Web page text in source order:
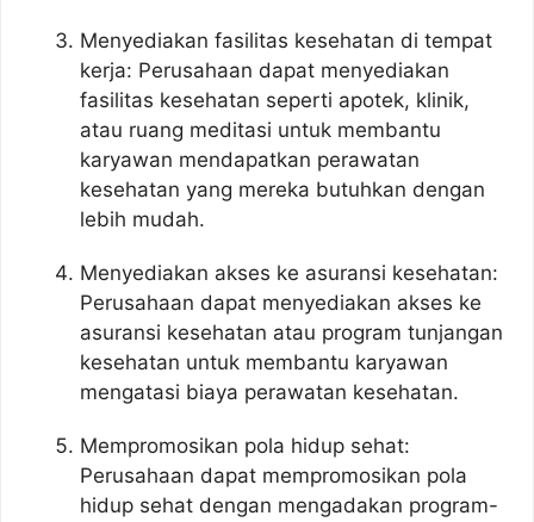
Menyediakan fasilitas kesehatan di tempat
kerja: Perusahaan dapat menyediakan
fasilitas kesehatan seperti apotek, klinik,
atau ruang meditasi untuk membantu
karyawan mendapatkan perawatan
kesehatan yang mereka butuhkan dengan
lebih mudah.
Menyediakan akses ke asuransi kesehatan:
Perusahaan dapat menyediakan akses ke
asuransi kesehatan atau program tunjangan
kesehatan untuk membantu karyawan
mengatasi biaya perawatan kesehatan.
Mempromosikan pola hidup sehat:
Perusahaan dapat mempromosikan pola
hidup sehat dengan mengadakan program-